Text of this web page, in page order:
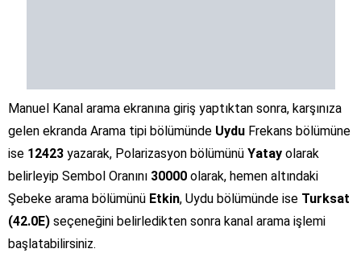
Manuel Kanal arama ekranına giriş yaptıktan sonra, karşınıza
gelen ekranda Arama tipi bölümünde Uydu Frekans bölümüne
ise 12423 yazarak, Polarizasyon bölümünü Yatay olarak
belirleyip Sembol Oranını 30000 olarak, hemen altındaki
Şebeke arama bölümünü Etkin, Uydu bölümünde ise Turksat
(42.0E) seçeneğini belirledikten sonra kanal arama işlemi
başlatabilirsiniz.